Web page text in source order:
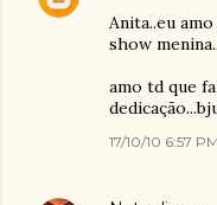
Anita..eu
show
amo td que
17/10/10 6:57 PM